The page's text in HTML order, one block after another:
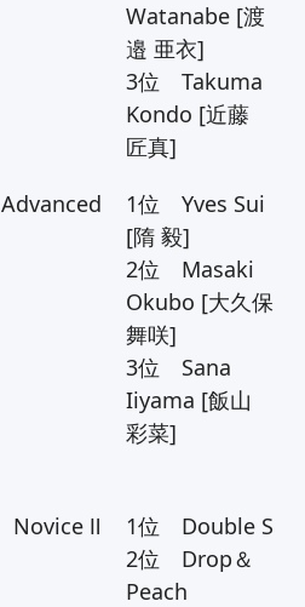
Watanabe [渡
邉 亜衣]
3位 Takuma
Kondo [近藤
匠真]
Advanced
1位 Yves Sui
[隋 毅]
2位 Masaki
Okubo [大久保
舞咲]
3位 Sana
Iiyama [飯山
彩菜]
Novice Ⅱ
1位 Double S
2位 Drop＆
Peach